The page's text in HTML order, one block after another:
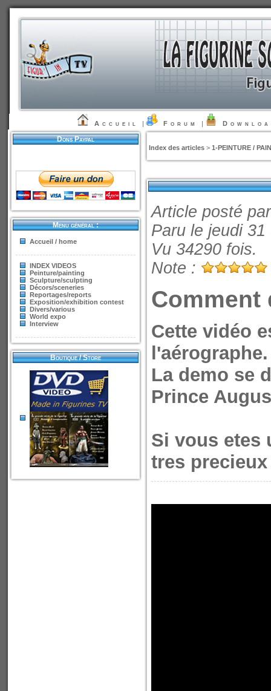
Accueil | Forum |
Dons Paypal
Menu général :
Accueil / home
INDEX VIDEOS
Peinture/painting
Sculpture/sculpting
Décors/sceneries
Reportages/reports
Exposition/exhibition contest
Divers/various
World expo
Interview
Boutique / Store
Index des articles> 1-PEINTURE /
Article posté
Paru le jeudi
Vu 34290 fois.
Note :
Comment
Cette vidéo
l'aérographe.
La demo se
Prince
Si vous etes
tres precieux